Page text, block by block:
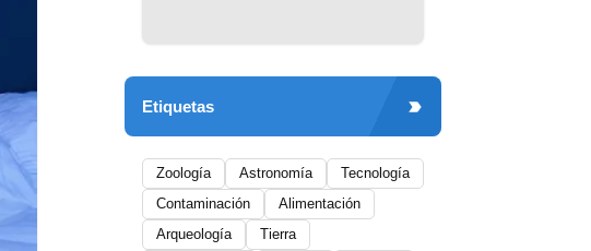
Etiquetas
Zoología Astronomía
Tecnología
Contaminación
Alimentación
Arqueología
Tierra